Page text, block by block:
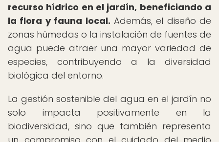
recurso hídrico en el jardín, beneficiando a
la flora y fauna local. Además, el diseño de
zonas húmedas o la instalación de fuentes de
agua puede atraer una mayor variedad de
especies, contribuyendo a la diversidad
biológica del entorno.
La gestión sostenible del agua en el jardín no
solo impacta positivamente en la
biodiversidad, sino que también representa